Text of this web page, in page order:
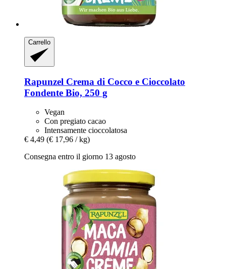
Carrello
Rapunzel Crema di Cocco e Cioccolato
Fondente Bio, 250 g
Vegan
Con pregiato cacao
Intensamente cioccolatosa
€ 4,49 (€ 17,96 / kg)
Consegna entro il giorno 13 agosto